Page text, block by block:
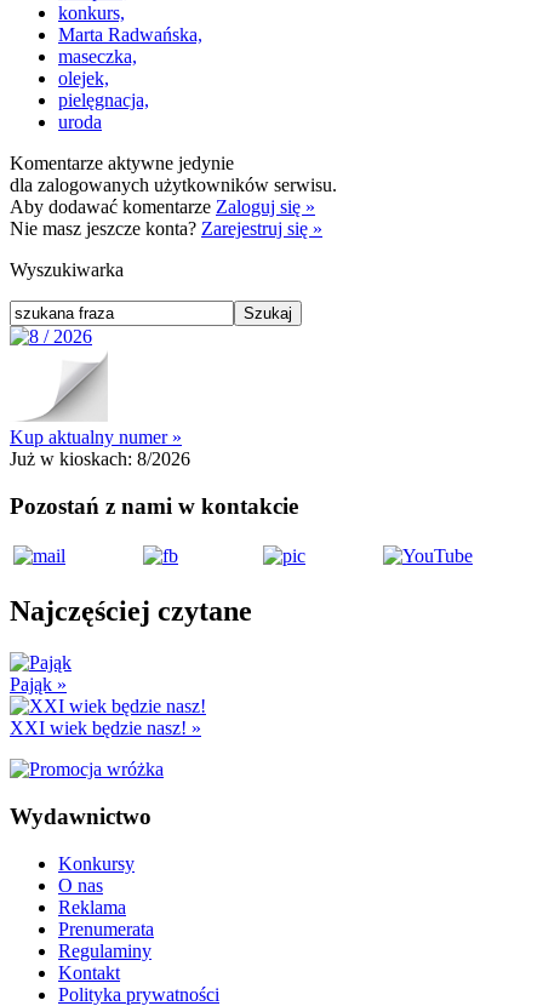
konkurs,
Marta Radwańska,
maseczka,
olejek,
pielęgnacja,
uroda
Komentarze aktywne jedynie
dla zalogowanych użytkowników serwisu.
Aby dodawać komentarze Zaloguj się »
Nie masz jeszcze konta? Zarejestruj się »
Wyszukiwarka
Kup aktualny numer »
Już w kioskach: 8/2026
Pozostań z nami w kontakcie
Najczęściej czytane
Pająk »
XXI wiek będzie nasz! »
Wydawnictwo
Konkursy
O nas
Reklama
Prenumerata
Regulaminy
Kontakt
Polityka prywatności